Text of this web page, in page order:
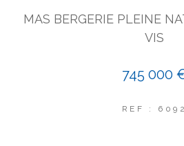
MAS BERGERIE PLEINE
VIS
745 000
REF : 6092
Rechercher